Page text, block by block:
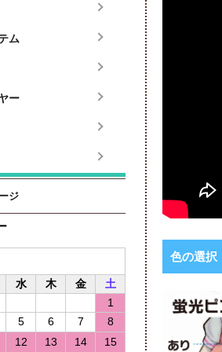
ム
ー
ジ
水 木 金
土
1
5 6 7
8
12 13 14 15
色の選択